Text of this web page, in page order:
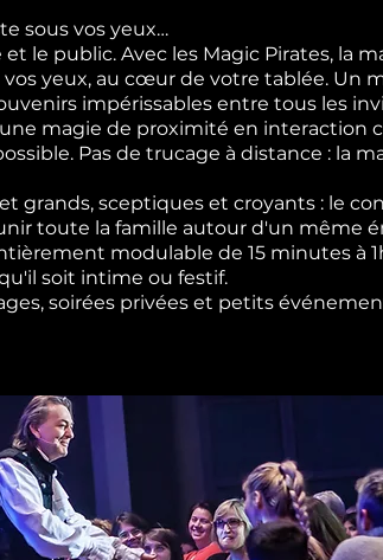
sous vos yeux…
le public. Avec les Magic Pirates, la
yeux, au cœur de votre tablée. Un
impérissables entre tous les
magie de proximité en interaction
Pas de trucage à distance : la
grands, sceptiques et croyants : le
toute la famille autour d'un même
modulable de 15 minutes à
soit intime ou festif.
soirées privées et petits